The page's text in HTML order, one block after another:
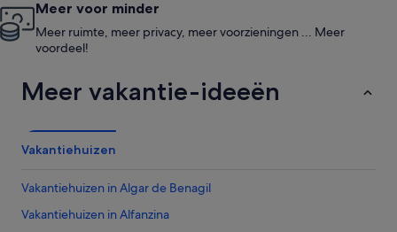
Meer voor minder
Meer ruimte, meer privacy, meer voorzieningen ... Meer
voordeel!
Meer vakantie-ideeën
Vakantiehuizen
Vakantiehuizen in Algar de Benagil
Vakantiehuizen in Alfanzina